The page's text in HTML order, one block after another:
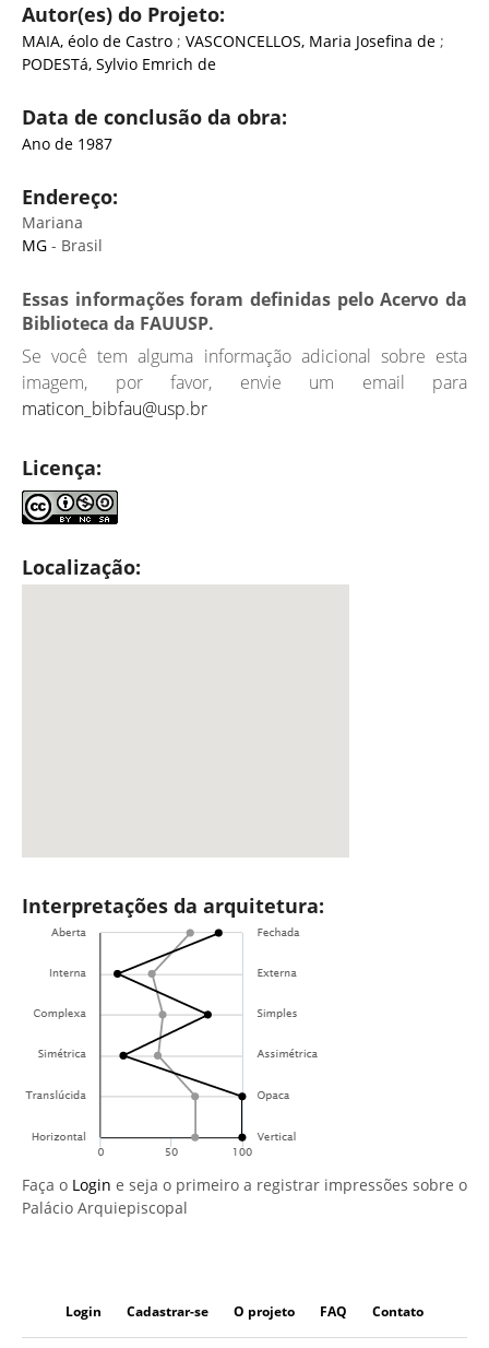
Autor(es) do Projeto:
MAIA, éolo de Castro ; VASCONCELLOS, Maria Josefina de ;
PODESTá, Sylvio Emrich de
Data de conclusão da obra:
Ano de 1987
Endereço:
Mariana
MG - Brasil
Essas informações foram definidas pelo Acervo da
Biblioteca da FAUUSP.
Se você tem alguma informação adicional sobre esta
imagem, por favor, envie um email para
maticon_bibfau@usp.br
Licença:
Localização:
Interpretações da arquitetura:
Faça o Login e seja o primeiro a registrar impressões sobre o
Palácio Arquiepiscopal
Login Cadastrar-se O projeto FAQ Contato